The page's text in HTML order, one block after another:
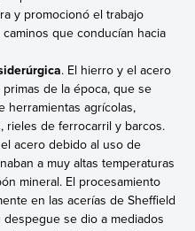
y promocionó el trabajo
que conducían hacia
. El hierro y el acero
de la época, que se
herramientas agrícolas,
rieles de ferrocarril y barcos.
acero debido al uso de
a muy altas temperaturas
mineral. El procesamiento
en las acerías de Sheffield
despegue se dio a mediados